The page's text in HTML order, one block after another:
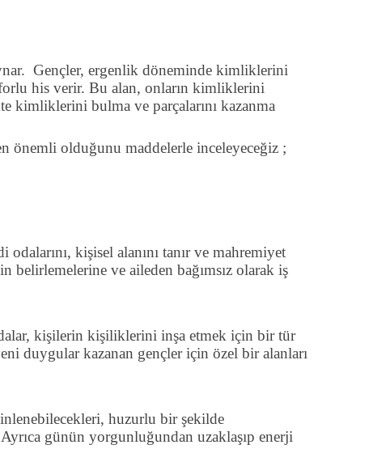
Gençler, ergenlik döneminde kimliklerini
his verir. Bu alan, onların kimliklerini
kimliklerini bulma ve parçalarını kazanma
önemli olduğunu maddelerle inceleyeceğiz ;
kişisel alanını tanır ve mahremiyet
belirlemelerine ve aileden bağımsız olarak iş
kişilerin kişiliklerini inşa etmek için bir tür
duygular kazanan gençler için özel bir alanları
huzurlu bir şekilde
günün yorgunluğundan uzaklaşıp enerji